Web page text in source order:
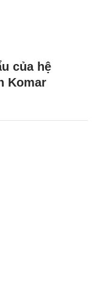
của hệ
Komar